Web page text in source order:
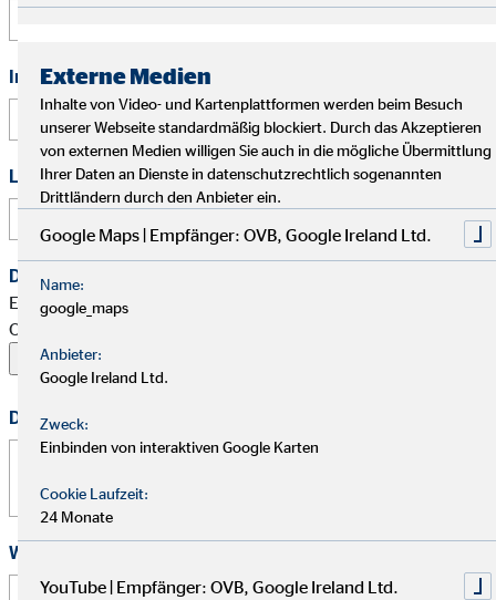
In welcher Region möchtest Du aktiv werden?
Link zu Deinem Business-Profil (Xing / LinkedIn / andere)
Dein Begleitschreiben
Erlaubte Formate: PDF, Word, ZIP, OpenOffice,
OpenDocument, JPG, PNG, BMP | Maximal 20 MB
Deine Nachricht
Wie hast Du von uns erfahren?
Externe Medien
Inhalte von Video- und Kartenplattformen werden beim Besuch
unserer Webseite standardmäßig blockiert. Durch das Akzeptieren
von externen Medien willigen Sie auch in die mögliche Übermittlung
Ihrer Daten an Dienste in datenschutzrechtlich sogenannten
Drittländern durch den Anbieter ein.
Google Maps | Empfänger: OVB, Google Ireland Ltd.
Name:
google_maps
Anbieter:
Google Ireland Ltd.
Zweck:
Einbinden von interaktiven Google Karten
Cookie Laufzeit:
24 Monate
YouTube | Empfänger: OVB, Google Ireland Ltd.